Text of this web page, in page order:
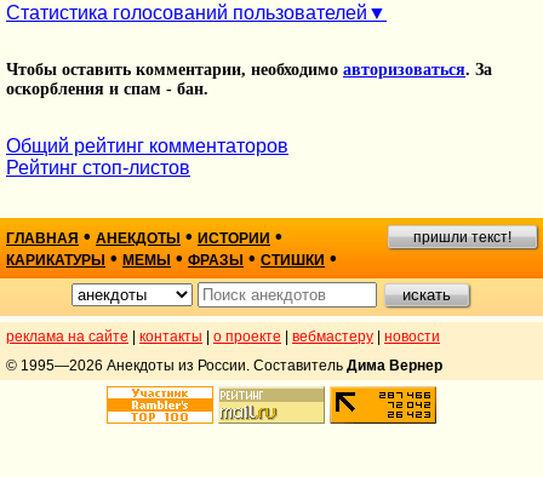
Статистика голосований пользователей
Чтобы оставить комментарии, необходимо авторизоваться. За
оскорбления и спам - бан.
Общий рейтинг комментаторов
Рейтинг стоп-листов
ГЛАВНАЯ • АНЕКДОТЫ • ИСТОРИИ •
КАРИКАТУРЫ • МЕМЫ • ФРАЗЫ • СТИШКИ •
пришли текст!
реклама на сайте контакты о проекте вебмастеру
новости
© 1995—2026 Анекдоты из России. Составитель Дима Вернер